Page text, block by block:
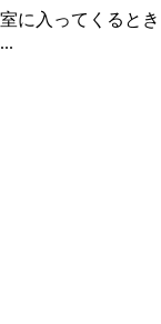
入ってくると